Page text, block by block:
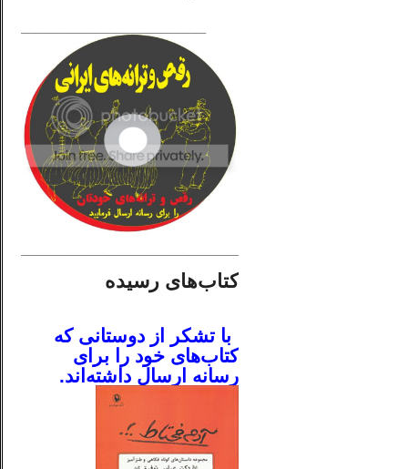
کتاب‌های رسیده
با تشکر از دوستانی که
کتاب‌های خود را برای
رسانه ارسال داشته‌اند.